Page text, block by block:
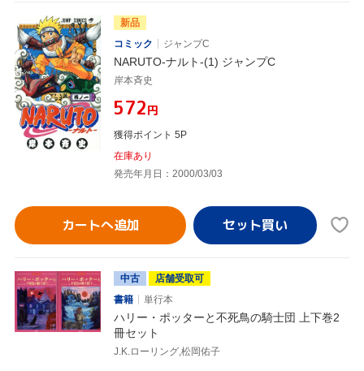
新品
コミック
ジャンプC
NARUTO-ナルト-(1) ジャンプC
岸本斉史
¥572円
獲得ポイント 5P
在庫あり
発売年月日：2000/03/03
カートへ追加
中古
店舗受取可
書籍
単行本
ハリー・ポッターと不死鳥の騎士団 上下巻2
冊セット
J.K.ローリング,松岡佑子